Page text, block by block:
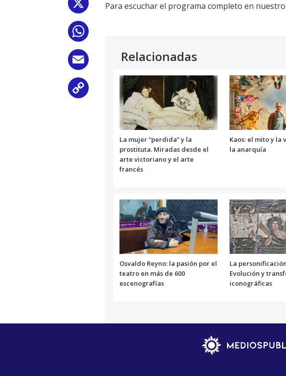
Para escuchar el programa completo en
Relacionadas
La mujer “perdida” y la
prostituta. Miradas desde el
arte victoriano y el arte
francés
Kaos: el mito y la
la anarquía
Osvaldo Reyno: la pasión por el
teatro en más de 600
escenografías
La
Evolución y
iconográficas